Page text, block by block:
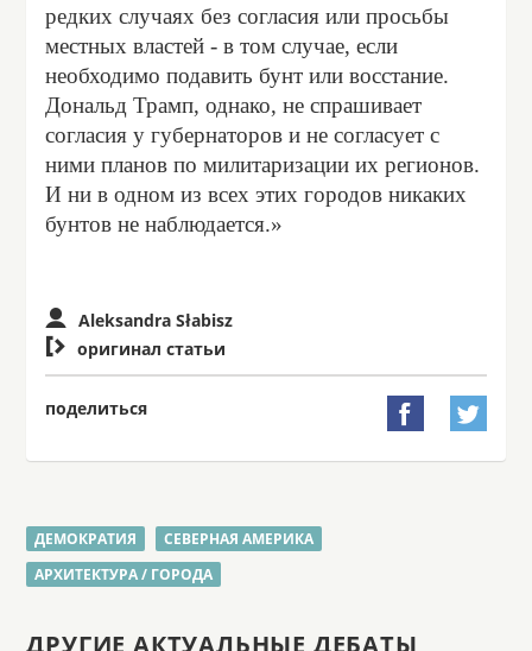
редких случаях без согласия или просьбы
местных властей - в том случае, если
необходимо подавить бунт или восстание.
Дональд Трамп, однако, не спрашивает
согласия у губернаторов и не согласует с
ними планов по милитаризации их регионов.
И ни в одном из всех этих городов никаких
бунтов не наблюдается.»
Aleksandra Słabisz
 оригинал статьи
поделиться  
ДЕМОКРАТИЯ
СЕВЕРНАЯ АМЕРИКА
АРХИТЕКТУРА / ГОРОДА